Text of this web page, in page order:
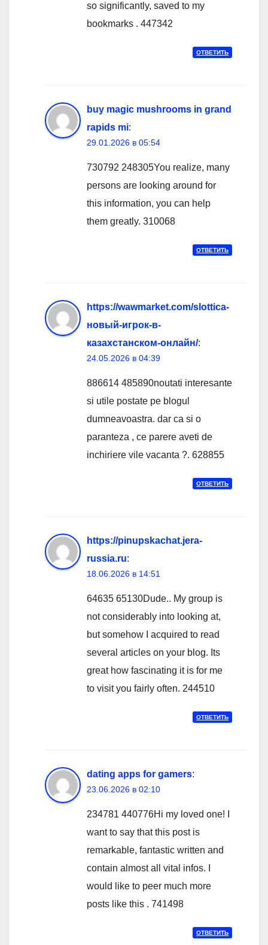
so significantly, saved to my
bookmarks . 447342
ОТВЕТИТЬ
buy magic mushrooms in grand
rapids mi:
29.01.2026 в 05:54
730792 248305You realize, many
persons are looking around for
this information, you can help
them greatly. 310068
ОТВЕТИТЬ
https://wawmarket.com/slottica-
новый-игрок-в-
казахстанском-онлайн/:
24.05.2026 в 04:39
886614 485890noutati interesante
si utile postate pe blogul
dumneavoastra. dar ca si o
paranteza , ce parere aveti de
inchiriere vile vacanta ?. 628855
ОТВЕТИТЬ
https://pinupskachat.jera-
russia.ru:
18.06.2026 в 14:51
64635 65130Dude.. My group is
not considerably into looking at,
but somehow I acquired to read
several articles on your blog. Its
great how fascinating it is for me
to visit you fairly often. 244510
ОТВЕТИТЬ
dating apps for gamers:
23.06.2026 в 02:10
234781 440776Hi my loved one! I
want to say that this post is
remarkable, fantastic written and
contain almost all vital infos. I
would like to peer much more
posts like this . 741498
ОТВЕТИТЬ